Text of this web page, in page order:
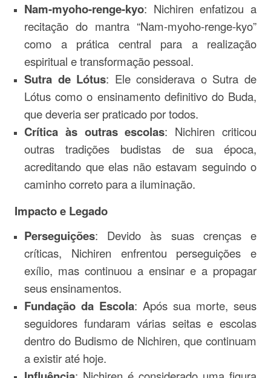
Nam-myoho-renge-kyo: Nichiren enfatizou a
recitação do mantra “Nam-myoho-renge-kyo”
como a prática central para a realização
espiritual e transformação pessoal.
Sutra de Lótus: Ele considerava o Sutra de
Lótus como o ensinamento definitivo do Buda,
que deveria ser praticado por todos.
Crítica às outras escolas: Nichiren criticou
outras tradições budistas de sua época,
acreditando que elas não estavam seguindo o
caminho correto para a iluminação.
Impacto e Legado
Perseguições: Devido às suas crenças e
críticas, Nichiren enfrentou perseguições e
exílio, mas continuou a ensinar e a propagar
seus ensinamentos.
Fundação da Escola: Após sua morte, seus
seguidores fundaram várias seitas e escolas
dentro do Budismo de Nichiren, que continuam
a existir até hoje.